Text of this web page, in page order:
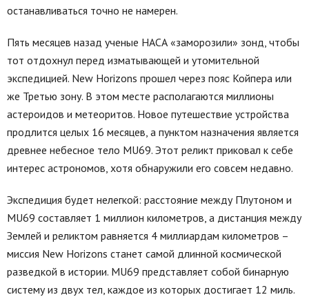
останавливаться точно не намерен.
Пять месяцев назад ученые НАСА «заморозили» зонд, чтобы
тот отдохнул перед изматывающей и утомительной
экспедицией. New Horizons прошел через пояс Койпера или
же Третью зону. В этом месте располагаются миллионы
астероидов и метеоритов. Новое путешествие устройства
продлится целых 16 месяцев, а пунктом назначения является
древнее небесное тело MU69. Этот реликт приковал к себе
интерес астрономов, хотя обнаружили его совсем недавно.
Экспедиция будет нелегкой: расстояние между Плутоном и
MU69 составляет 1 миллион километров, а дистанция между
Землей и реликтом равняется 4 миллиардам километров –
миссия New Horizons станет самой длинной космической
разведкой в истории. MU69 представляет собой бинарную
систему из двух тел, каждое из которых достигает 12 миль.